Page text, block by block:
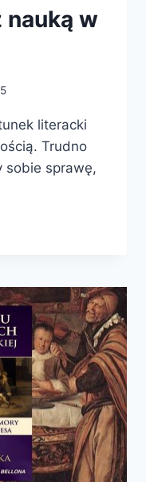
w
literacki
Trudno
sobie sprawę,